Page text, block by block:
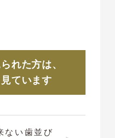
れた方は、
ています
ない歯並び